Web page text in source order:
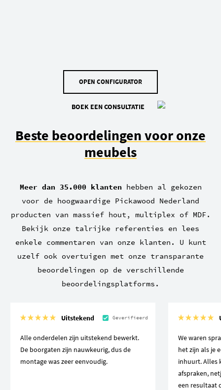
OPEN CONFIGURATOR
BOEK EEN CONSULTATIE
Beste beoordelingen voor onze
meubels
Meer dan 35.000 klanten hebben al gekozen
voor de hoogwaardige Pickawood Nederland
producten van massief hout, multiplex of MDF.
Bekijk onze talrijke referenties en lees
enkele commentaren van onze klanten. U kunt
uzelf ook overtuigen met onze transparante
beoordelingen op de verschillende
beoordelingsplatforms.
Uitstekend Geverifieerd
Alle onderdelen zijn uitstekend bewerkt.
De boorgaten zijn nauwkeurig, dus de
montage was zeer eenvoudig.
We waren
het zijn als je
inhuurt. Alles
afspraken,
een resultaat